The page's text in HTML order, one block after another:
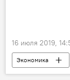
16 июля 2019,
Экономика
Афганистан